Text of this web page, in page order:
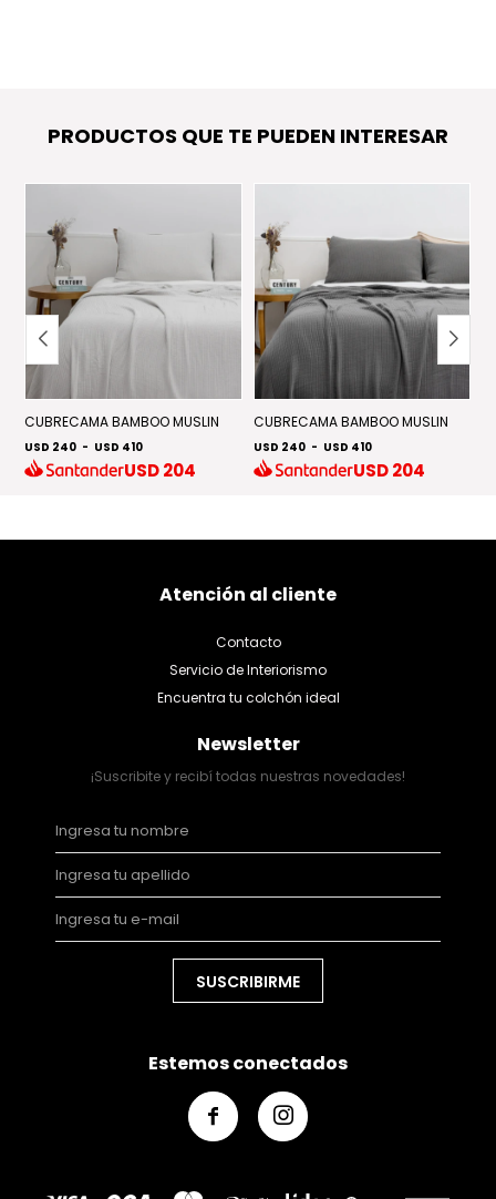
PRODUCTOS QUE TE PUEDEN INTERESAR
CUBRECAMA BAMBOO MUSLIN
USD 240 - USD 410
USD204
CUBRECAMA BAMBOO MUSLIN
USD 240 - USD 410
USD204
Atención al cliente
Contacto
Servicio de Interiorismo
Encuentra tu colchón ideal
Newsletter
¡Suscribite y recibí todas nuestras novedades!
SUSCRIBIRME
Estemos conectados
 